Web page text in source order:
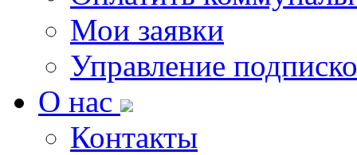
Мои заявки
Управление
О нас
Контакты